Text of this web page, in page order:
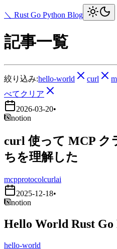
＼ Rust Go Python Blog
記事一覧
絞り込み:hello-world curl
べてクリア
2026-03-20•
notion
curl 使って MCP ク
ちを理解した
mcpprotocolcurlai
2025-12-18•
notion
Hello World Rust Go
hello-world